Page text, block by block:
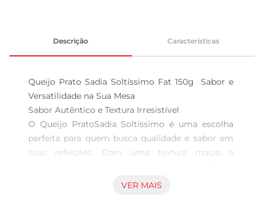
Descrição Características
Queijo Prato Sadia Soltíssimo Fat 150g  Sabor e
Versatilidade na Sua Mesa
Sabor Autêntico e Textura Irresistível
O Queijo PratoSadia Soltíssimo é uma escolha
perfeita para quem busca qualidade e sabor em
suas refeições. Com uma textura macia e
diversas preparações, desde lanches rápidos até
VER MAIS